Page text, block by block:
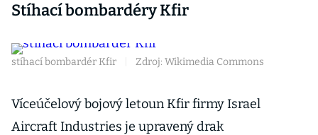
Stíhací bombardéry Kfir
stíhací bombardér Kfir Zdroj: Wikimedia Commons
Víceúčelový bojový letoun Kfir firmy Israel
Aircraft Industries je upravený drak